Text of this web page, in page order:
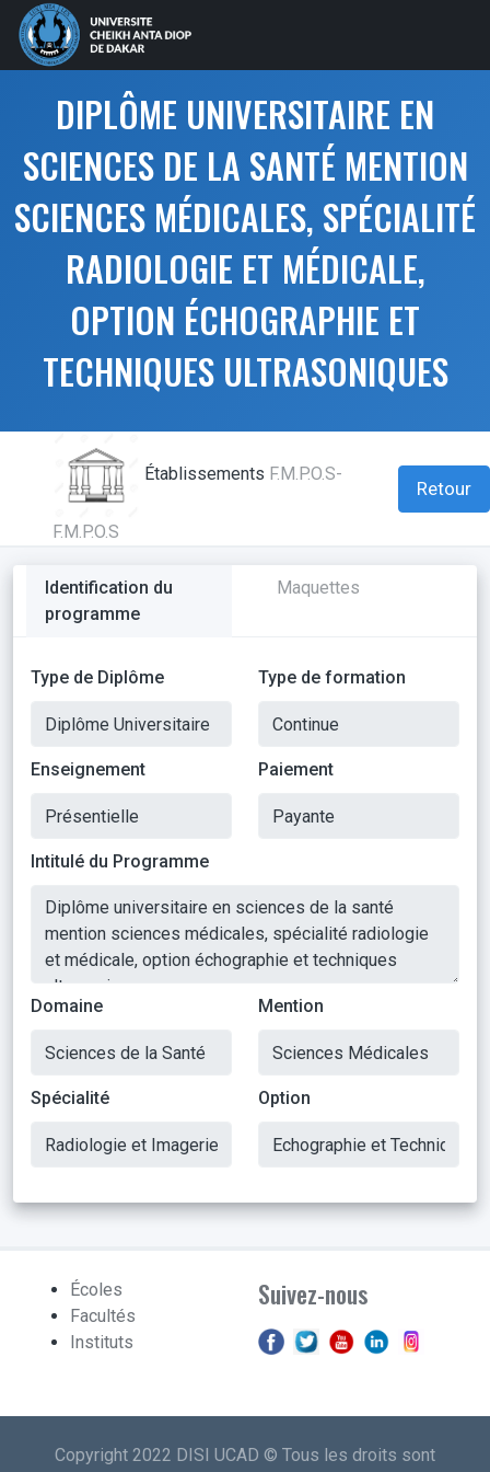
DIPLÔME UNIVERSITAIRE EN
SCIENCES DE LA SANTÉ MENTION
SCIENCES MÉDICALES, SPÉCIALITÉ
RADIOLOGIE ET MÉDICALE,
OPTION ÉCHOGRAPHIE ET
TECHNIQUES ULTRASONIQUES
Établissements F.M.P.O.S-
F.M.P.O.S
Retour
Identification du
programme
Maquettes
Type de Diplôme Type de formation
Enseignement Paiement
Intitulé du Programme
Domaine Mention
Spécialité Option
Écoles
Facultés
Instituts
Suivez-nous
Copyright 2022 DISI UCAD © Tous les droits sont